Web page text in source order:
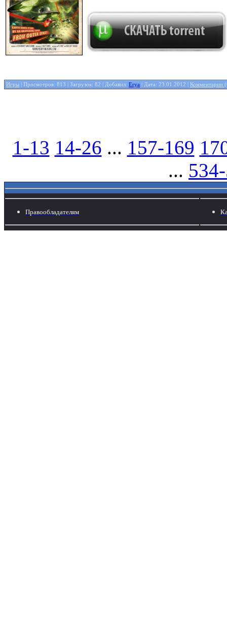
Игры | Просмотров: 813 | Загрузок: 82 | Добавил: Erya | Дата: 23.01.2012 Комментарии
1-13 14-26 ... 157-169
...
Правообладателям